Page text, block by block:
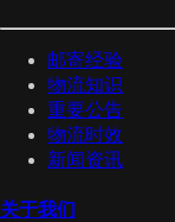
邮寄经验
物流知识
重要公告
物流时效
新闻资讯
关于我们